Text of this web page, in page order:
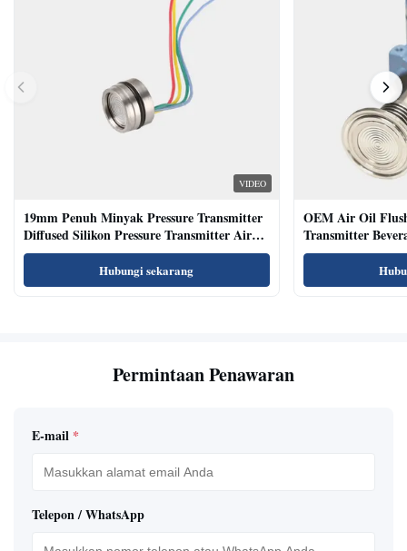
VIDEO
19mm Penuh Minyak Pressure Transmitter
Diffused Silikon Pressure Transmitter Air
Oil Test
Hubungi sekarang
OEM Air Oil
Transmitter
Sensor
Permintaan Penawaran
E-mail *
Telepon / WhatsApp